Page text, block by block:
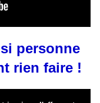
personne
rien faire !